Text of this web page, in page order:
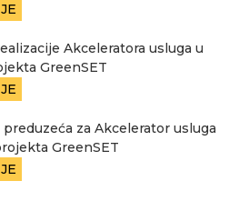
Akceleratora usluga u
GreenSET
preduzeća za Akcelerator usluga
GreenSET